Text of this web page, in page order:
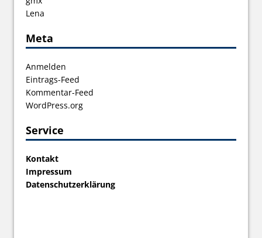
Lena
Meta
Anmelden
Eintrags-Feed
Kommentar-Feed
WordPress.org
Service
Kontakt
Impressum
Datenschutzerklärung